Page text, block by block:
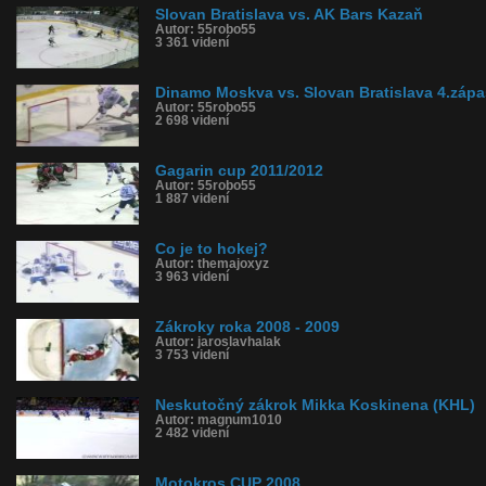
Slovan Bratislava vs. AK Bars Kazaň
Autor: 55robo55
3 361 videní
Dinamo Moskva vs. Slovan Bratislava
Autor: 55robo55
2 698 videní
Gagarin cup 2011/2012
Autor: 55robo55
1 887 videní
Co je to hokej?
Autor: themajoxyz
3 963 videní
Zákroky roka 2008 - 2009
Autor: jaroslavhalak
3 753 videní
Neskutočný zákrok Mikka Koskinena (KHL)
Autor: magnum1010
2 482 videní